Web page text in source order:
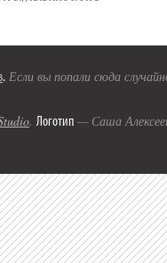
. Если вы попали сюда
. Логотип — Саша